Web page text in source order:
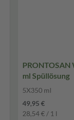
ml Spüllösung
5X350 ml
49,95 €
28,54 € / 1 l